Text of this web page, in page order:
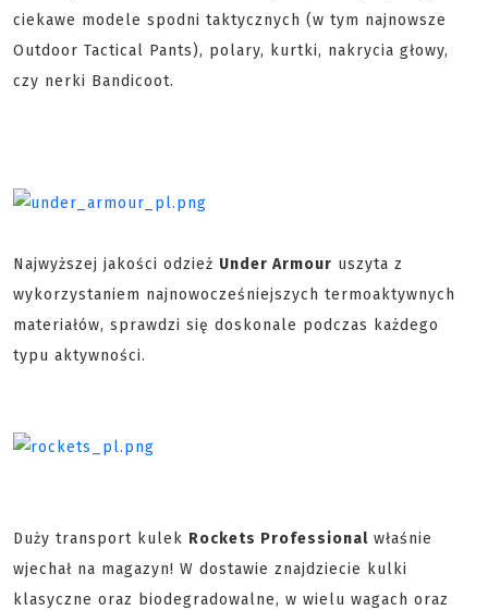
ciekawe modele spodni taktycznych (w tym najnowsze
Outdoor Tactical Pants), polary, kurtki, nakrycia głowy,
czy nerki Bandicoot.
Najwyższej jakości odzież Under Armour uszyta z
wykorzystaniem najnowocześniejszych termoaktywnych
materiałów, sprawdzi się doskonale podczas każdego
typu aktywności.
Duży transport kulek Rockets Professional właśnie
wjechał na magazyn! W dostawie znajdziecie kulki
klasyczne oraz biodegradowalne, w wielu wagach oraz